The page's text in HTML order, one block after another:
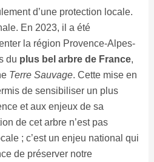
d’une protection locale.
En 2023, il a été
la région Provence-Alpes-
du plus bel arbre de France,
Terre Sauvage. Cette mise en
de sensibiliser un plus
et aux enjeux de sa
de cet arbre n’est pas
; c’est un enjeu national qui
de préserver notre